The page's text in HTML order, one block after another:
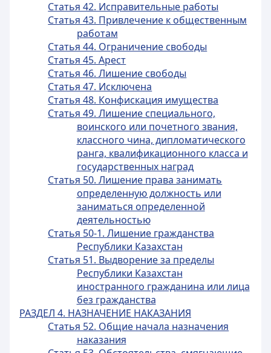
Статья 42. Исправительные работы
Статья 43. Привлечение к общественным
работам
Статья 44. Ограничение свободы
Статья 45. Арест
Статья 46. Лишение свободы
Статья 47. Исключена
Статья 48. Конфискация имущества
Статья 49. Лишение специального,
воинского или почетного звания,
классного чина, дипломатического
ранга, квалификационного класса и
государственных наград
Статья 50. Лишение права занимать
определенную должность или
заниматься определенной
деятельностью
Статья 50-1. Лишение гражданства
Республики Казахстан
Статья 51. Выдворение за пределы
Республики Казахстан
иностранного гражданина или лица
без гражданства
РАЗДЕЛ 4. НАЗНАЧЕНИЕ НАКАЗАНИЯ
Статья 52. Общие начала назначения
наказания